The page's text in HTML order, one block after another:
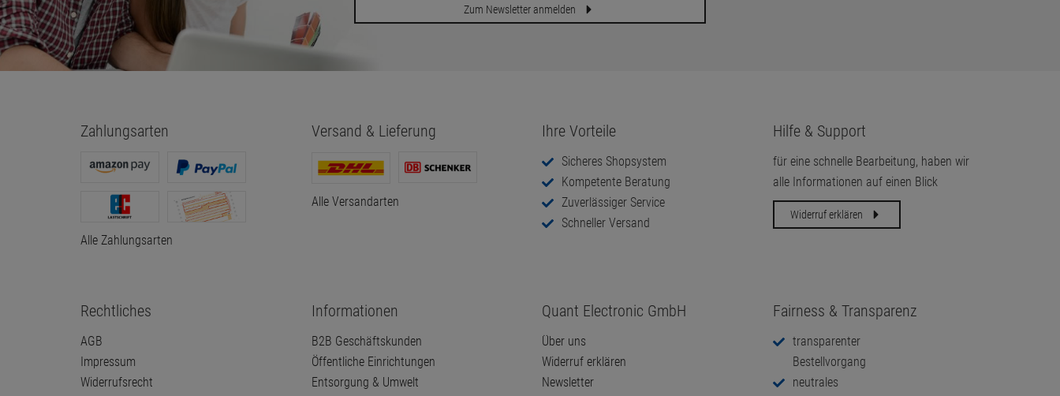
Quant ElectronicNewsletter
Auf Wunsch informieren wir Sie gerne über neue Angebote
Zum Newsletter anmelden
Ihre Vorteile
Sicheres Shopsystem
Kompetente Beratung
für eine schnelle Bearbeitung, haben wir
alle Informationen auf einen Blick